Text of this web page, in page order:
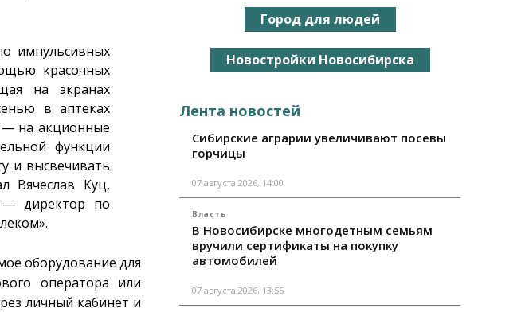
импульсивных
красочных
на экранах
в аптеках
— на акционные
функции
и высвечивать
Вячеслав Куц,
— директор по
оборудование для
оператора или
личный кабинет и
Город для людей
Новостройки Новосибирска
Лента новостей
Сибирские аграрии увеличивают посевы
горчицы
07 августа 2026, 14:00
Власть
В Новосибирске многодетным семьям
вручили сертификаты на покупку
автомобилей
07 августа 2026, 13:55